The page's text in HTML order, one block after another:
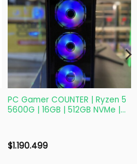
PC Gamer COUNTER | Ryzen 5
5600G | 16GB | 512GB NVMe |
$1.190.499